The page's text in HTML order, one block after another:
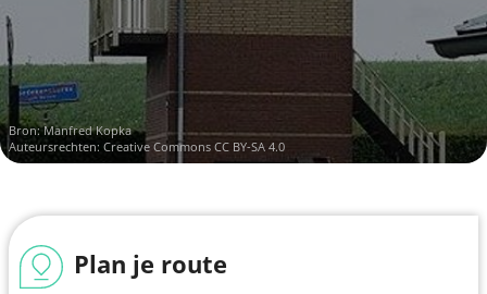
Bron:Manfred Kopka
Auteursrechten: Creative Commons CC BY-SA 4.0
Plan je route